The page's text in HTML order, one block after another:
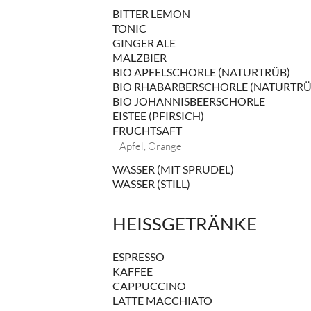
BITTER LEMON
TONIC
GINGER ALE
MALZBIER
BIO APFELSCHORLE (NATURTRÜB)
BIO RHABARBERSCHORLE
BIO JOHANNISBEERSCHORLE
EISTEE (PFIRSICH)
FRUCHTSAFT
Apfel, Orange
WASSER (MIT SPRUDEL)
WASSER (STILL)
HEISSGETRÄNKE
ESPRESSO
KAFFEE
CAPPUCCINO
LATTE MACCHIATO